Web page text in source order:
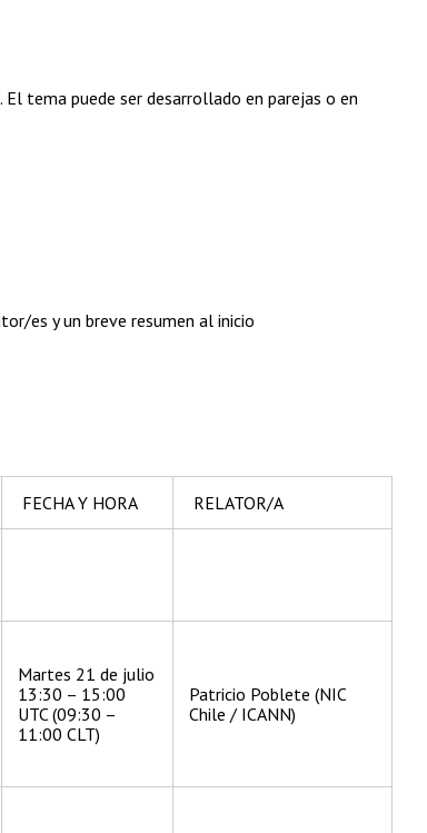
tema puede ser desarrollado en parejas o en
es y un breve resumen al inicio
FECHA Y HORA RELATOR/A
Martes 21 de julio
13:30 – 15:00
UTC (09:30 –
11:00 CLT)
Patricio Poblete (NIC
Chile / ICANN)